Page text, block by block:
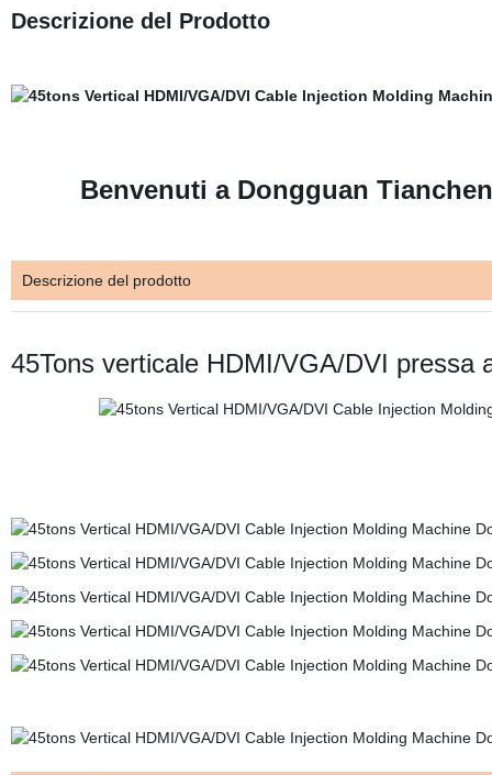
Descrizione del Prodotto
Benvenuti a Dongguan
Descrizione del prodotto
45Tons verticale HDMI/VGA/DVI pressa